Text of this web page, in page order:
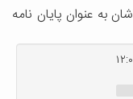
پایان نامه